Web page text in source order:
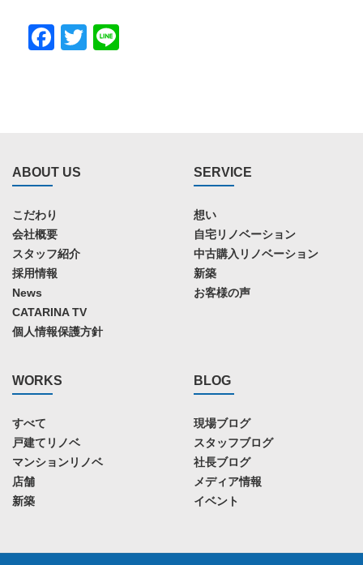
Facebook
Twitter
ABOUT US
こだわり
会社概要
スタッフ紹介
採用情報
News
CATARINA TV
個人情報保護方針
SERVICE
想い
自宅リノベーション
中古購入リノベーション
新築
お客様の声
WORKS
すべて
戸建てリノベ
マンションリノベ
店舗
新築
BLOG
現場ブログ
スタッフブログ
社長ブログ
メディア情報
イベント